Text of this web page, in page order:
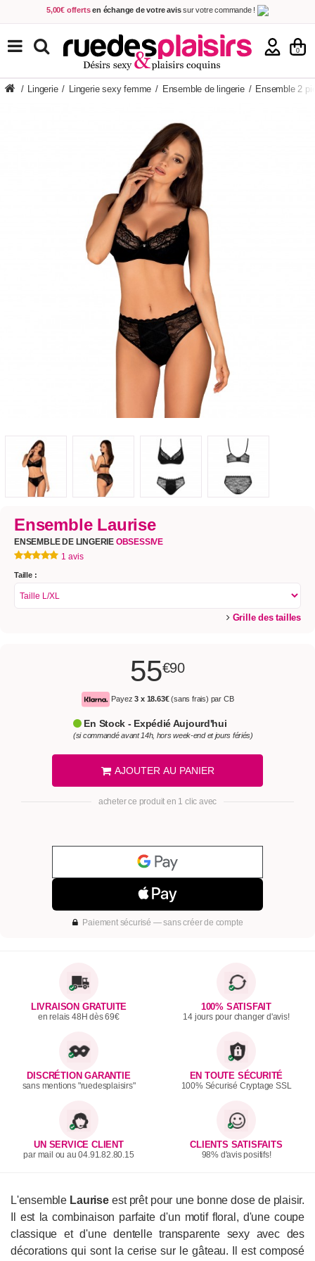
5,00€ offerts en échange de votre avissur votre commande !
Achetez aujourd'hui. Décidez quand payer !
Livraison en 48h
au prix de 2,90 € ! (Offerte dès 69,00€ d'achat)
0
TOUS NOS PRODUITS
/ Lingerie / Lingerie sexy femme / Ensemble de lingerie / Ensemble 2
Ensemble Laurise
ENSEMBLE DE LINGERIE OBSESSIVE
1 avis
Taille :
Grille des tailles
55€90
Payez3 x 18.63€(sans frais) par CB
En Stock - Expédié Aujourd'hui
(si commandé avant 14h, hors week-end et jours fériés)
AJOUTER AU PANIER
acheter ce produit en 1 clic avec
Paiement sécurisé — sans créer de compte
LIVRAISON GRATUITE
en relais 48H dès 69€
100% SATISFAIT
14 jours pour changer d'avis!
DISCRÉTION GARANTIE
sans mentions "ruedesplaisirs"
EN TOUTE SÉCURITÉ
100% Sécurisé Cryptage SSL
UN SERVICE CLIENT
par mail ou au 04.91.82.80.15
CLIENTS SATISFAITS
98% d'avis positifs!
L'ensemble Lauriseest prêt pour une bonne dose de plaisir.
Il est la combinaison parfaite d'un motif floral, d'une coupe
classique et d'une dentelle transparente sexy avec des
décorations qui sont la cerise sur le gâteau. Il est composé